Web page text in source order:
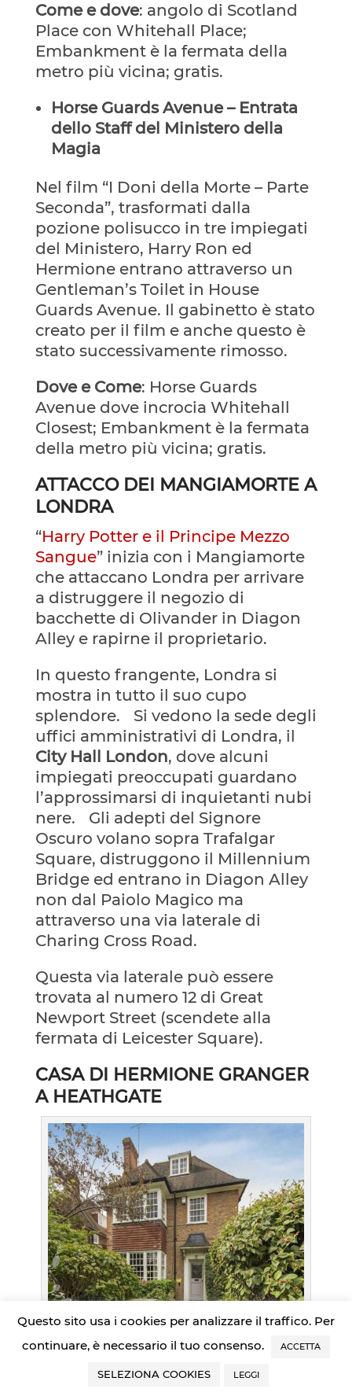
Come e dove: angolo di Scotland
Place con Whitehall Place;
Embankment è la fermata della
metro più vicina; gratis.
Horse Guards Avenue – Entrata
dello Staff del Ministero della
Magia
Nel film “I Doni della Morte – Parte
Seconda”, trasformati dalla
pozione polisucco in tre impiegati
del Ministero, Harry Ron ed
Hermione entrano attraverso un
Gentleman’s Toilet in House
Guards Avenue. Il gabinetto è stato
creato per il film e anche questo è
stato successivamente rimosso.
Dove e Come: Horse Guards
Avenue dove incrocia Whitehall
Closest; Embankment è la fermata
della metro più vicina; gratis.
ATTACCO DEI MANGIAMORTE A
LONDRA
“Harry Potter e il Principe Mezzo
Sangue” inizia con i Mangiamorte
che attaccano Londra per arrivare
a distruggere il negozio di
bacchette di Olivander in Diagon
Alley e rapirne il proprietario.
In questo frangente, Londra si
mostra in tutto il suo cupo
splendore. Si vedono la sede degli
uffici amministrativi di Londra, il
City Hall London, dove alcuni
impiegati preoccupati guardano
l’approssimarsi di inquietanti nubi
nere. Gli adepti del Signore
Oscuro volano sopra Trafalgar
Square, distruggono il Millennium
Bridge ed entrano in Diagon Alley
non dal Paiolo Magico ma
attraverso una via laterale di
Charing Cross Road.
Questa via laterale può essere
trovata al numero 12 di Great
Newport Street (scendete alla
fermata di Leicester Square).
CASA DI HERMIONE GRANGER
A HEATHGATE
credits @ENews
In “Harry Potter e i Doni della
Questo sito usa i cookies per analizzare il traffico. Per
continuare, è necessario il tuo consenso.
ACCETTA
SELEZIONA COOKIES LEGGI